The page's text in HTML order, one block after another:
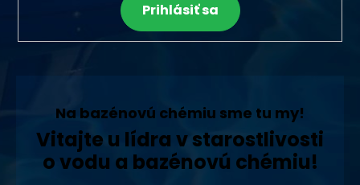
Prihlásiť sa
Na bazénovú chémiu sme tu my!
Vitajte u lídra v starostlivosti
o vodu a bazénovú chémiu!